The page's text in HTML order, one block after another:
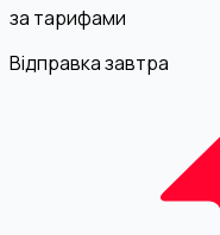
за тарифами
Відправка завтра